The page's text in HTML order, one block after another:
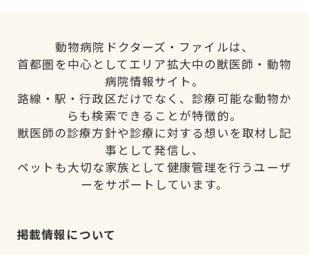
動物病院ドクターズ・ファイルは、
首都圏を中心としてエリア拡大中の獣医師・動物
病院情報サイト。
路線・駅・行政区だけでなく、診療可能な動物か
らも検索できることが特徴的。
獣医師の診療方針や診療に対する想いを取材し記
事として発信し、
ペットも大切な家族として健康管理を行うユーザ
ーをサポートしています。
掲載情報について